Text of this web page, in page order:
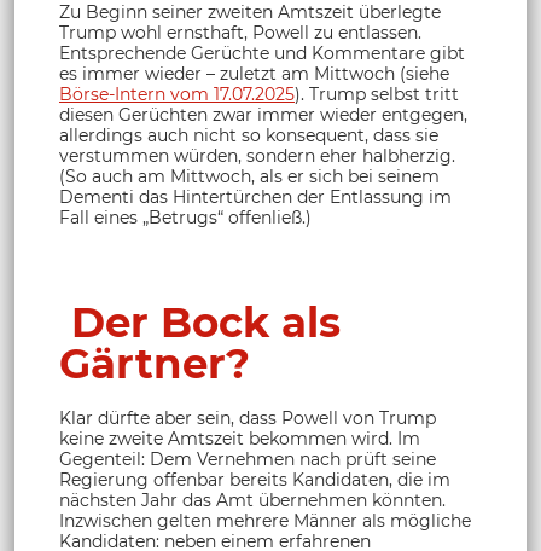
Zu Beginn seiner zweiten Amtszeit überlegte
Trump wohl ernsthaft, Powell zu entlassen.
Entsprechende Gerüchte und Kommentare gibt
es immer wieder – zuletzt am Mittwoch (siehe
Börse-Intern vom 17.07.2025). Trump selbst tritt
diesen Gerüchten zwar immer wieder entgegen,
allerdings auch nicht so konsequent, dass sie
verstummen würden, sondern eher halbherzig.
(So auch am Mittwoch, als er sich bei seinem
Dementi das Hintertürchen der Entlassung im
Fall eines „Betrugs“ offenließ.)
Der Bock als
Gärtner?
Klar dürfte aber sein, dass Powell von Trump
keine zweite Amtszeit bekommen wird. Im
Gegenteil: Dem Vernehmen nach prüft seine
Regierung offenbar bereits Kandidaten, die im
nächsten Jahr das Amt übernehmen könnten.
Inzwischen gelten mehrere Männer als mögliche
Kandidaten: neben einem erfahrenen